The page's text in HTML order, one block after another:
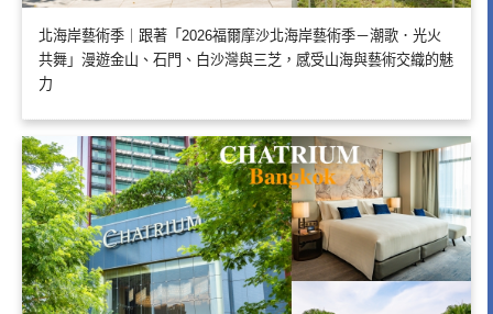
北海岸藝術季｜跟著「2026福爾摩沙北海岸藝術季－潮歌．光火
共舞」漫遊金山、石門、白沙灣與三芝，感受山海與藝術交織的魅
力